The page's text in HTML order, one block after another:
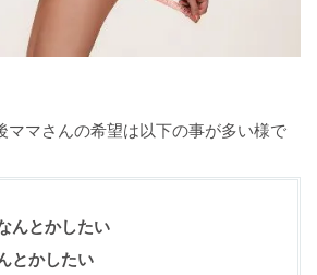
ママさんの希望は以下の事が多い様で
んとかしたい
とかしたい